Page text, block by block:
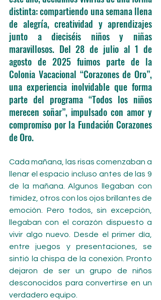
distinta: compartiendo una semana llena
de alegría, creatividad y aprendizajes
junto a dieciséis niños y niñas
maravillosos. Del 28 de julio al 1 de
agosto de 2025 fuimos parte de la
Colonia Vacacional “Corazones de Oro”,
una experiencia inolvidable que forma
parte del programa “Todos los niños
merecen soñar”, impulsado con amor y
compromiso por la Fundación Corazones
de Oro.
Cada mañana, las risas comenzaban a
llenar el espacio incluso antes de las 9
de la mañana. Algunos llegaban con
timidez, otros con los ojos brillantes de
emoción. Pero todos, sin excepción,
llegaban con el corazón dispuesto a
vivir algo nuevo. Desde el primer día,
entre juegos y presentaciones, se
sintió la chispa de la conexión. Pronto
dejaron de ser un grupo de niños
desconocidos para convertirse en un
verdadero equipo.